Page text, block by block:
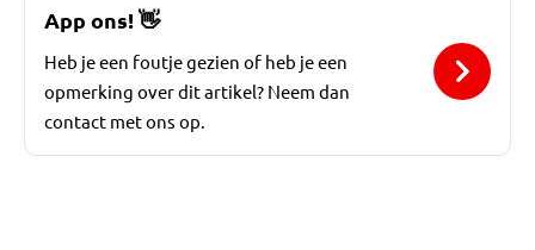
App ons!👋
Heb je een foutje gezien of heb je een
opmerking over dit artikel? Neem dan
contact met ons op.